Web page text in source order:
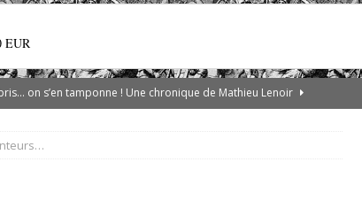
EUR
on s’en tamponne ! Une chronique de Mathieu Lenoir
d’Adso de Melk : Le Dernier Templier